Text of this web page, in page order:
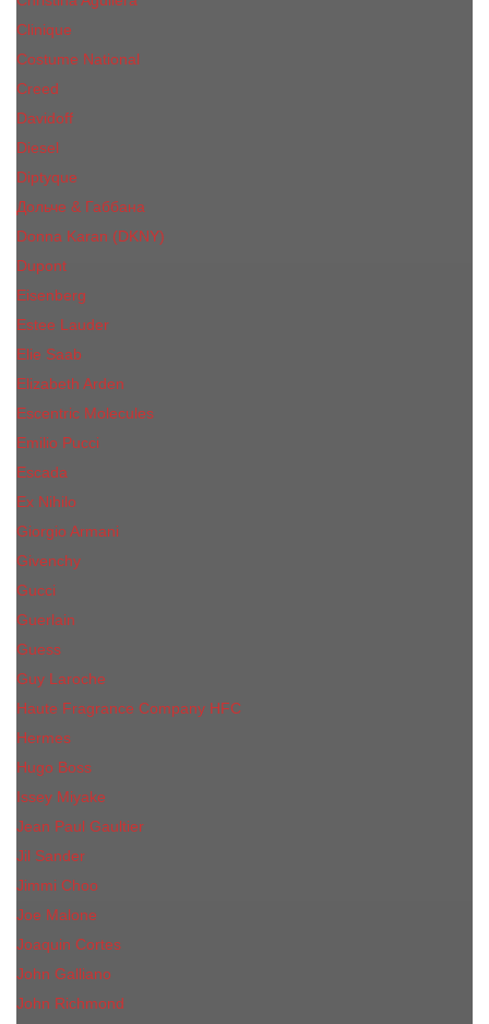
Сliniquе
Costume National
Creed
Davidoff
Diesel
Diptyque
Дольче & Габбана
Donna Karan (DKNY)
Dupont
Eisenberg
Еsteе Lаudеr
Elie Saab
Elizabeth Arden
Escentric Molecules
Emilio Pucci
Escada
Ex Nihilo
Giorgio Armani
Givenchy
Gucci
Guerlain
Guess
Guy Laroche
Haute Fragrance Company HFC
Hermes
Hugo Boss
Issey Miyake
Jean Paul Gaultier
Jil Sander
Jimmi Choo
Jое Malоnе
Joaquin Cortes
John Galliano
John Richmond